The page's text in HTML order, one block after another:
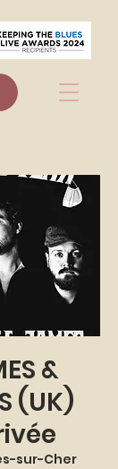
&
(UK)
sur-Cher